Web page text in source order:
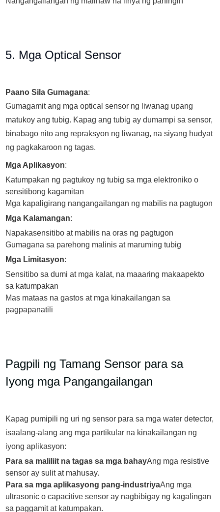
5. Mga Optical Sensor
Paano Sila Gumagana:
Gumagamit ang mga optical sensor ng liwanag upang
matukoy ang tubig. Kapag ang tubig ay dumampi sa sensor,
binabago nito ang repraksyon ng liwanag, na siyang hudyat
ng pagkakaroon ng tagas.
Mga Aplikasyon:
Katumpakan ng pagtukoy ng tubig sa mga elektroniko o
sensitibong kagamitan
Mga kapaligirang nangangailangan ng mabilis na pagtugon
Mga Kalamangan:
Napakasensitibo at mabilis na oras ng pagtugon
Gumagana sa parehong malinis at maruming tubig
Mga Limitasyon:
Sensitibo sa dumi at mga kalat, na maaaring makaapekto
sa katumpakan
Mas mataas na gastos at mga kinakailangan sa
pagpapanatili
Pagpili ng Tamang Sensor para sa
Iyong mga Pangangailangan
Kapag pumipili ng uri ng sensor para sa mga water detector,
isaalang-alang ang mga partikular na kinakailangan ng
iyong aplikasyon:
Para sa maliliit na tagas sa mga bahayAng mga resistive
sensor ay sulit at mahusay.
Para sa mga aplikasyong pang-industriyaAng mga
ultrasonic o capacitive sensor ay nagbibigay ng kagalingan
sa paggamit at katumpakan.